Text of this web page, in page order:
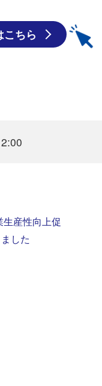
こちら
産性向上促
した